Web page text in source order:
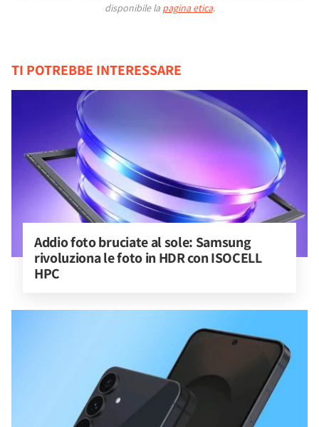
disponibile la pagina etica.
TI POTREBBE INTERESSARE
Addio foto bruciate al sole: Samsung
rivoluziona le foto in HDR con ISOCELL
HPC